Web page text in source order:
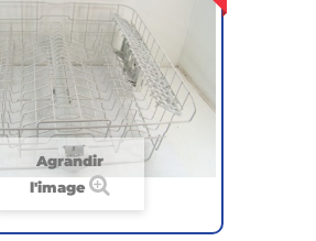
Agrandir
l'image